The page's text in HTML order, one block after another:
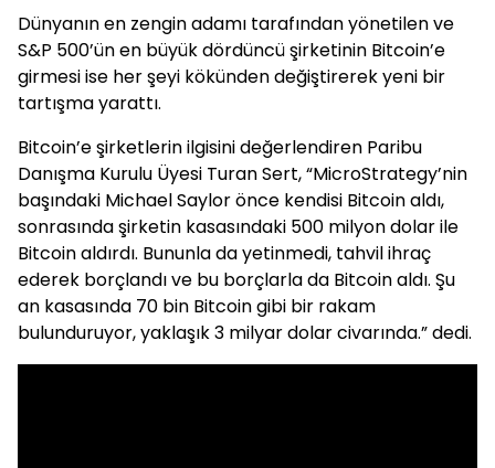
Dünyanın en zengin adamı tarafından yönetilen ve
S&P 500’ün en büyük dördüncü şirketinin Bitcoin’e
girmesi ise her şeyi kökünden değiştirerek yeni bir
tartışma yarattı.
Bitcoin’e şirketlerin ilgisini değerlendiren Paribu
Danışma Kurulu Üyesi Turan Sert, “MicroStrategy’nin
başındaki Michael Saylor önce kendisi Bitcoin aldı,
sonrasında şirketin kasasındaki 500 milyon dolar ile
Bitcoin aldırdı. Bununla da yetinmedi, tahvil ihraç
ederek borçlandı ve bu borçlarla da Bitcoin aldı. Şu
an kasasında 70 bin Bitcoin gibi bir rakam
bulunduruyor, yaklaşık 3 milyar dolar civarında.” dedi.